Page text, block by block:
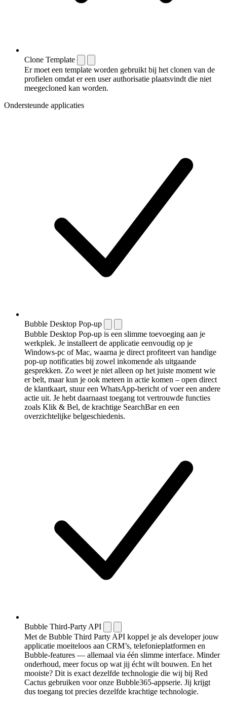
Clone Template
Er moet een template worden gebruikt bij het clonen van de
profielen omdat er een user authorisatie plaatsvindt die niet
meegecloned kan worden.
Ondersteunde applicaties
Bubble Desktop Pop-up
Bubble Desktop Pop-up is een slimme toevoeging aan je
werkplek. Je installeert de applicatie eenvoudig op je
Windows-pc of Mac, waarna je direct profiteert van handige
pop-up notificaties bij zowel inkomende als uitgaande
gesprekken. Zo weet je niet alleen op het juiste moment wie
er belt, maar kun je ook meteen in actie komen – open direct
de klantkaart, stuur een WhatsApp-bericht of voer een andere
actie uit. Je hebt daarnaast toegang tot vertrouwde functies
zoals Klik & Bel, de krachtige SearchBar en een
overzichtelijke belgeschiedenis.
Bubble Third-Party API
Met de Bubble Third Party API koppel je als developer jouw
applicatie moeiteloos aan CRM’s, telefonieplatformen en
Bubble-features — allemaal via één slimme interface. Minder
onderhoud, meer focus op wat jij écht wilt bouwen. En het
mooiste? Dit is exact dezelfde technologie die wij bij Red
Cactus gebruiken voor onze Bubble365-appserie. Jij krijgt
dus toegang tot precies dezelfde krachtige technologie.